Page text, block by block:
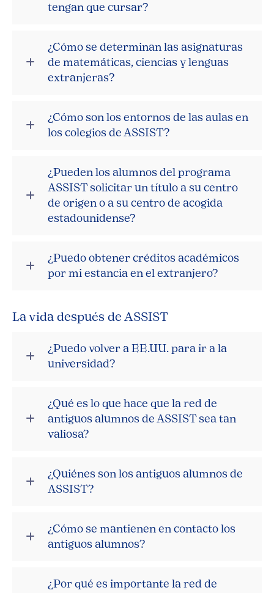
tengan que cursar?
¿Cómo se determinan las asignaturas
de matemáticas, ciencias y lenguas
extranjeras?
¿Cómo son los entornos de las aulas en
los colegios de ASSIST?
¿Pueden los alumnos del programa
ASSIST solicitar un título a su centro
de origen o a su centro de acogida
estadounidense?
¿Puedo obtener créditos académicos
por mi estancia en el extranjero?
La vida después de ASSIST
¿Puedo volver a EE.UU. para ir a la
universidad?
¿Qué es lo que hace que la red de
antiguos alumnos de ASSIST sea tan
valiosa?
¿Quiénes son los antiguos alumnos de
ASSIST?
¿Cómo se mantienen en contacto los
antiguos alumnos?
¿Por qué es importante la red de